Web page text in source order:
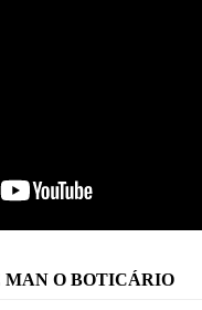
MAN O BOTICÁRIO